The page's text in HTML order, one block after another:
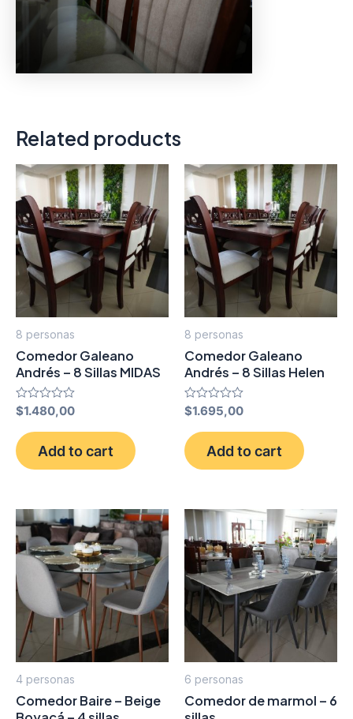
Related products
8 personas
Comedor Galeano
Andrés – 8 Sillas MIDAS
Rated
0
out
of
5
$1.480,00
Add to cart
8 personas
Comedor Galeano
Andrés – 8 Sillas Helen
Rated
0
out
of
5
$1.695,00
Add to cart
4 personas
Comedor Baire – Beige
6 personas
Comedor de marmol – 6